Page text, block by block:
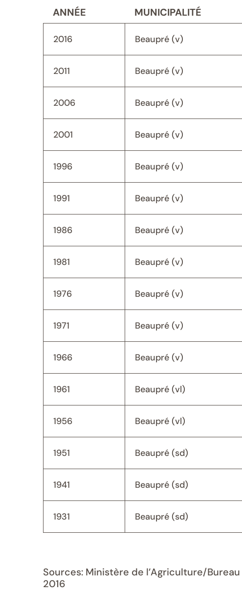
ANNÉE MUNICIPALITÉ
2016 Beaupré (v)
2011 Beaupré (v)
2006 Beaupré (v)
2001 Beaupré (v)
1996 Beaupré (v)
1991 Beaupré (v)
1986 Beaupré (v)
1981 Beaupré (v)
1976 Beaupré (v)
1971 Beaupré (v)
1966 Beaupré (v)
1961 Beaupré (vl)
1956 Beaupré (vl)
1951 Beaupré (sd)
1941 Beaupré (sd)
1931 Beaupré (sd)
Sources: Ministère de l’Agriculture/
2016